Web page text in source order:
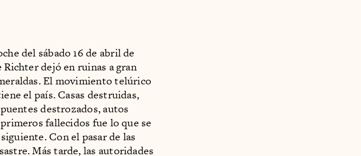
del sábado 16 de abril de
Richter dejó en ruinas a gran
El movimiento telúrico
el país. Casas destruidas,
destrozados, autos
fallecidos fue lo que se
Con el pasar de las
Más tarde, las autoridades